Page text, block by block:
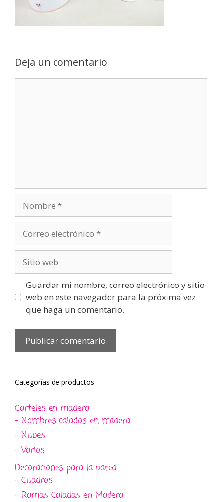
Deja un comentario
electrónico
web
Guardar mi nombre, correo electrónico y sitio
web en este navegador para la próxima vez
que haga un comentario.
Categorías de productos
Carteles en madera
- Nombres calados en madera
- Nubes
- Varios
Decoraciones para la pared
- Cuadros
- Ramas Caladas en Madera